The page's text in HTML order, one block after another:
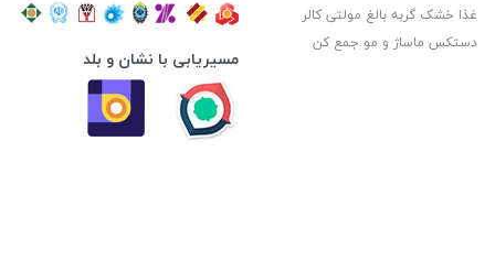
غذا خشک گربه بالغ مولتی کالر
دستکس ماساژ و مو جمع کن
مسیریابی با نشان و بلد